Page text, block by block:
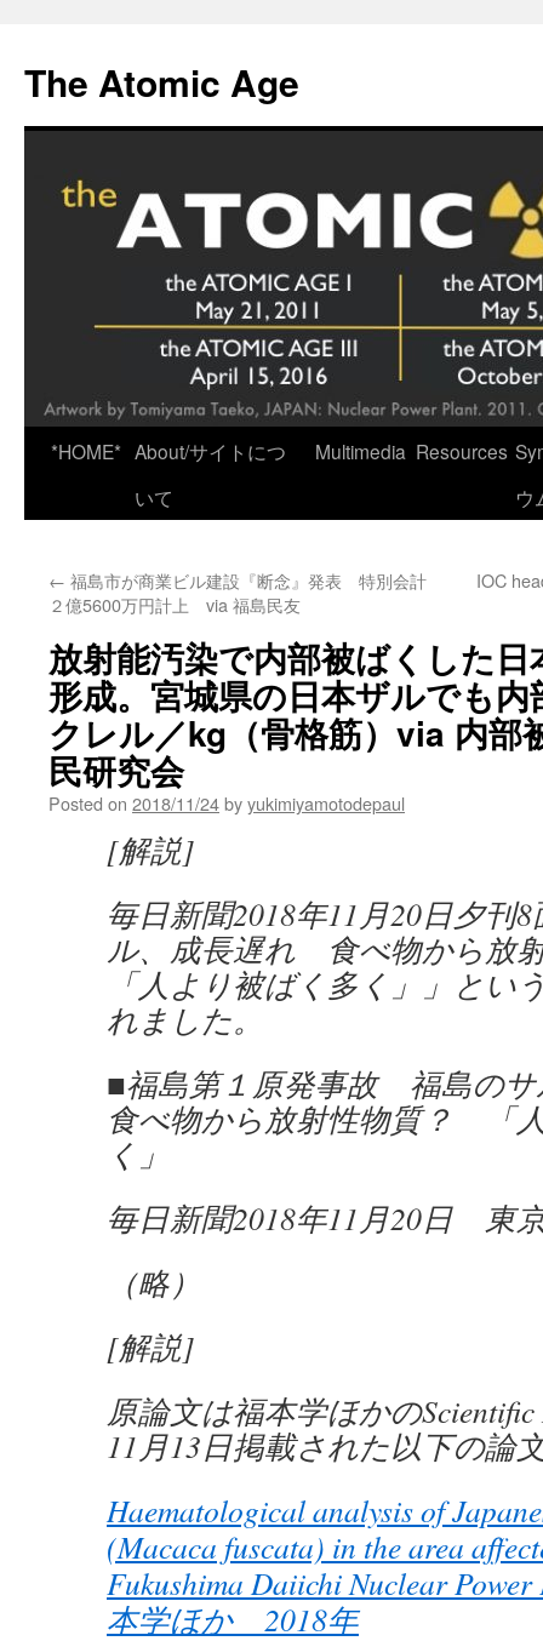
content
The Atomic Age
*HOME* About/サイトにつ
いて
Multimedia Resources
ウ
← 福島市が商業ビル建設『断念』発表 特別会計
２億5600万円計上 via 福島民友
IOC
放射能汚染で内部被ばくした
形成。宮城県の日本ザルでも
クレル／kg（骨格筋）via 内部
民研究会
Posted on 2018/11/24byyukimiyamotodepaul
[解説]
毎日新聞2018年11月20日夕刊
ル、成長遅れ 食べ物から
「人より被ばく多く」」とい
れました。
■福島第１原発事故 福島の
食べ物から放射性物質？ 「
く」
毎日新聞2018年11月20日 東
（略）
[解説]
原論文は福本学ほかのScientific
11月13日掲載された以下の論
Haematological analysis of
(Macaca fuscata) in the area
Fukushima Daiichi Nuclear
本学ほか 2018年